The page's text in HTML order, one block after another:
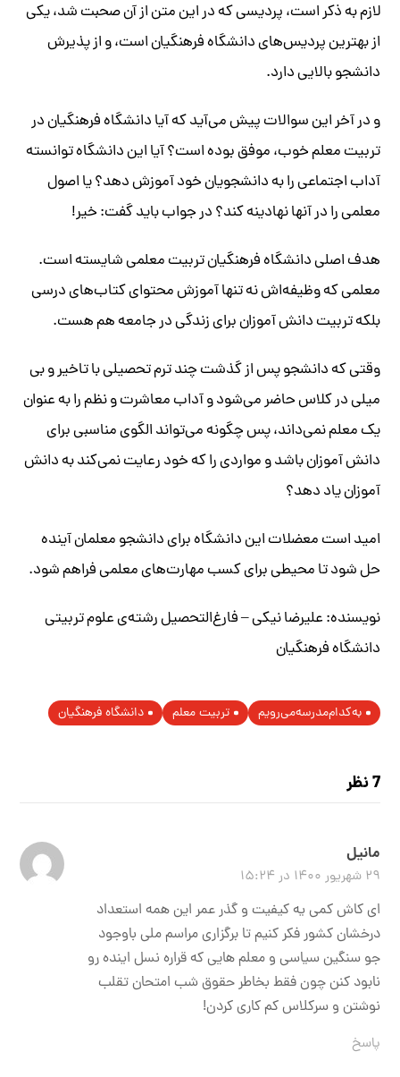
لازم به ذکر است، پردیسی که در این متن از آن صحبت شد، یکی
از بهترین پردیس‌های دانشگاه فرهنگیان است، و از پذیرش
دانشجو بالایی دارد.
و در آخر این سوالات پیش می‌آید که آیا دانشگاه‌ فرهنگیان در
تربیت معلم خوب، موفق بوده است؟ آیا این دانشگاه توانسته
آداب اجتماعی را به دانشجویان خود آموزش دهد؟ یا اصول
معلمی را در آنها نهادینه کند؟ در جواب باید گفت: خیر!
هدف اصلی دانشگاه فرهنگیان تربیت معلمی شایسته است.
معلمی که وظیفه‌اش نه تنها آموزش محتوای کتاب‌های درسی
بلکه تربیت دانش آموزان برای زندگی در جامعه هم هست.
وقتی که دانشجو پس از گذشت چند ترم تحصیلی با تاخیر و بی‌
میلی در کلاس حاضر می‌شود و آداب معاشرت و نظم را به عنوان
یک معلم نمی‌داند، پس چگونه می‌تواند الگوی مناسبی برای
دانش آموزان باشد و مواردی را که خود رعایت نمی‌کند به دانش
آموزان یاد دهد؟
امید است معضلات این دانشگاه برای دانشجو معلمان آینده
حل شود تا محیطی برای کسب مهارت‌های معلمی فراهم شود.
نویسنده: علیرضا نیکی – فارغ‌التحصیل رشته‌ی علوم تربیتی
دانشگاه فرهنگیان
به‌کدام‌مدرسه‌می‌رویم تربیت معلم دانشگاه فرهنگیان
7 نظر
مانیل
۲۹ شهریور ۱۴۰۰ در ۱۵:۲۴
ای کاش کمی یه کیفیت و گذر عمر این همه استعداد
درخشان کشور فکر کنیم تا برگزاری مراسم ملی باوجود
جو سنگین سیاسی و معلم هایی که قراره نسل اینده رو
نابود کنن چون فقط بخاطر حقوق شب امتحان تقلب
نوشتن و سرکلاس کم کاری کردن!
پاسخ